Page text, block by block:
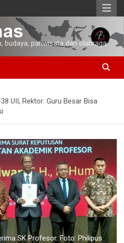
budaya, pariwisata dan olahraga
UII, Rektor: Guru Besar Bisa
SK Profesor. Foto: Philipus